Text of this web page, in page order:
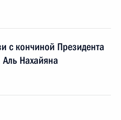
с кончиной Президента
Нахайяна